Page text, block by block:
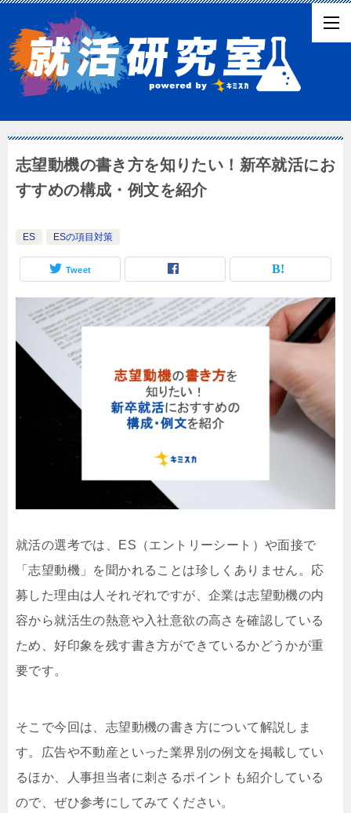
志望動機の書き方を知りたい！新卒就活にお
すすめの構成・例文を紹介
ES ESの項目対策
Tweet
就活の選考では、ES（エントリーシート）や面接で
「志望動機」を聞かれることは珍しくありません。応
募した理由は人それぞれですが、企業は志望動機の内
容から就活生の熱意や入社意欲の高さを確認している
ため、好印象を残す書き方ができているかどうかが重
要です。
そこで今回は、志望動機の書き方について解説しま
す。広告や不動産といった業界別の例文を掲載してい
るほか、人事担当者に刺さるポイントも紹介している
ので、ぜひ参考にしてみてください。